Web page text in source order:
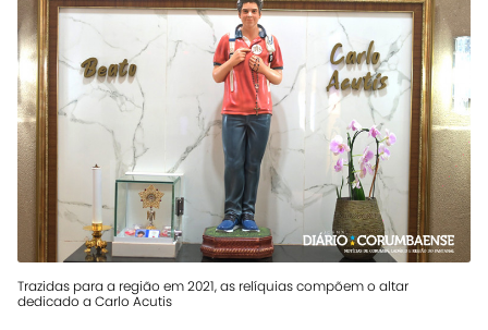
Trazidas para a região em 2021, as relíquias compõem o altar
dedicado a Carlo Acutis